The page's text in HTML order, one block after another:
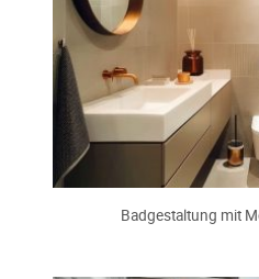
Badgestaltung mit